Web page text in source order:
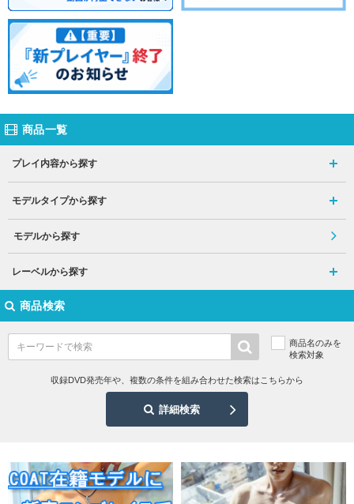
商品一覧
プレイ内容から探す
モデルタイプから探す
モデルから探す
レーベルから探す
商品検索
商品名のみを
検索対象
収録DVD発売年や、複数の条件を組み合わせた検索はこちらから
詳細検索